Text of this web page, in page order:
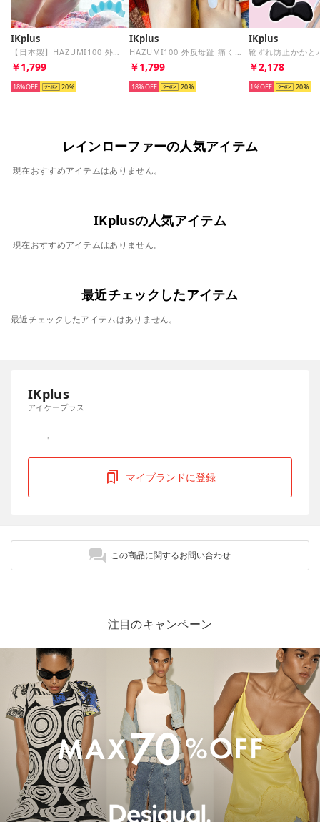
IKplus
【日本製】HAZUMI100 外反母趾 痛くないパンプス グッズ【返品不可商品】 （ホワイト）
￥1,799
18% 20
IKplus
HAZUMI100 外反母趾 痛くないパンプス グッズ【返品不可商品】（ホワイト）
￥1,799
18% 20
IKplus
￥2,178
1% 20
レインローファーの人気アイテム
現在おすすめアイテムはありません。
IKplusの人気アイテム
現在おすすめアイテムはありません。
最近チェックしたアイテム
最近チェックしたアイテムはありません。
IKplus
アイケープラス
マイブランドに登録
この商品に関するお問い合わせ
注目のキャンペーン